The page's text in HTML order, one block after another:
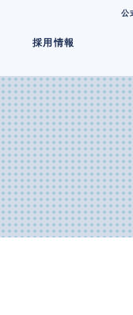
公
採用情報